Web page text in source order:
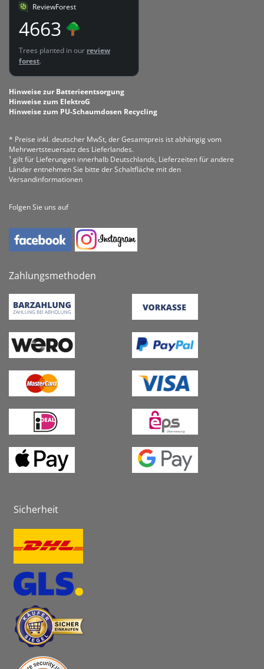
ReviewForest
4663
Trees planted in our review
forest.
Hinweise zur Batterieentsorgung
Hinweise zum ElektroG
Hinweise zum PU-Schaumdosen Recycling
* Preise inkl. deutscher MwSt, der Gesamtpreis ist abhängig vom
Mehrwertsteuersatz des Lieferlandes.
¹ gilt für Lieferungen innerhalb Deutschlands, Lieferzeiten für andere
Länder entnehmen Sie bitte der Schaltfläche mit den
Versandinformationen
Folgen Sie uns auf
Zahlungsmethoden
Sicherheit